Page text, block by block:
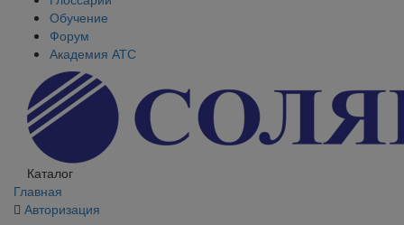
Обучение
Форум
Академия АТС
Каталог
Главная
Авторизация